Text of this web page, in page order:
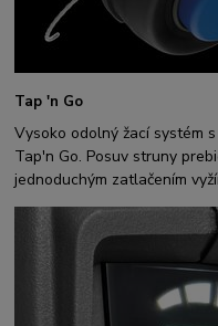
Tap 'n Go
Vysoko odolný žací systém
Tap'n Go. Posuv struny
jednoduchým zatlačením